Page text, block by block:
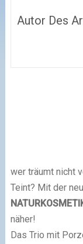
Autor Des
wer träumt nicht
Teint? Mit der
näher!
Das Trio mit